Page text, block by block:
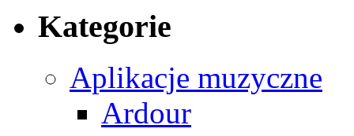
Kategorie
Aplikacje muzyczne
Ardour